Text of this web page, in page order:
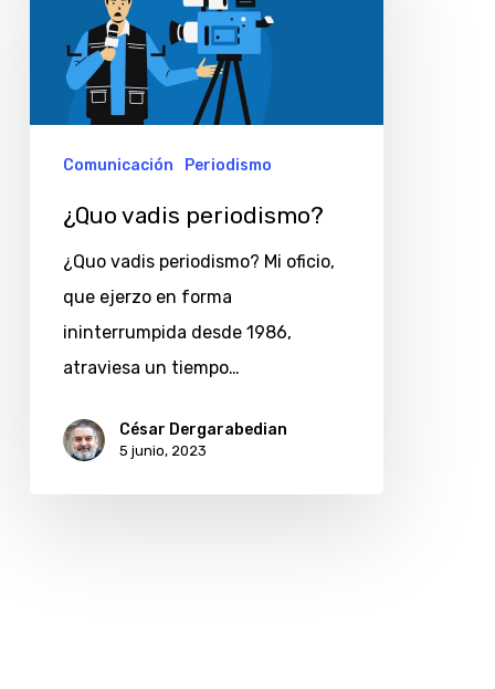
periodismo?
Comunicación Periodismo
¿Quo vadis periodismo?
¿Quo vadis periodismo? Mi oficio,
que ejerzo en forma
ininterrumpida desde 1986,
atraviesa un tiempo…
César Dergarabedian
5 junio, 2023